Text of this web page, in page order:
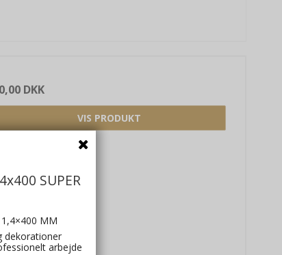
DKK
VIS PRODUKT
SUPER
MM
dekorationer
arbejde